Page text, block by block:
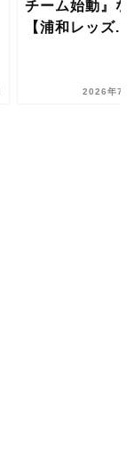
チーム始動』な
【浦和レッズ...
2026年7